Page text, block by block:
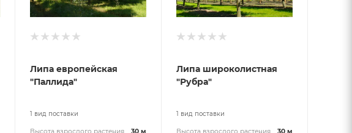
Липа европейская
"Паллида"
1 вид поставки
Липа широколистная
"Рубра"
1 вид поставки